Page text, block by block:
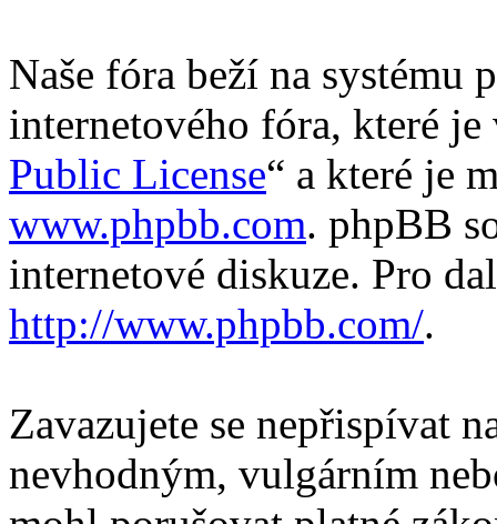
Naše fóra beží na systému
internetového fóra, které
Public License“ a které je
www.phpbb.com. phpBB
internetové diskuze. Pro
http://www.phpbb.com/.
Zavazujete se nepřispívat
nevhodným, vulgárním